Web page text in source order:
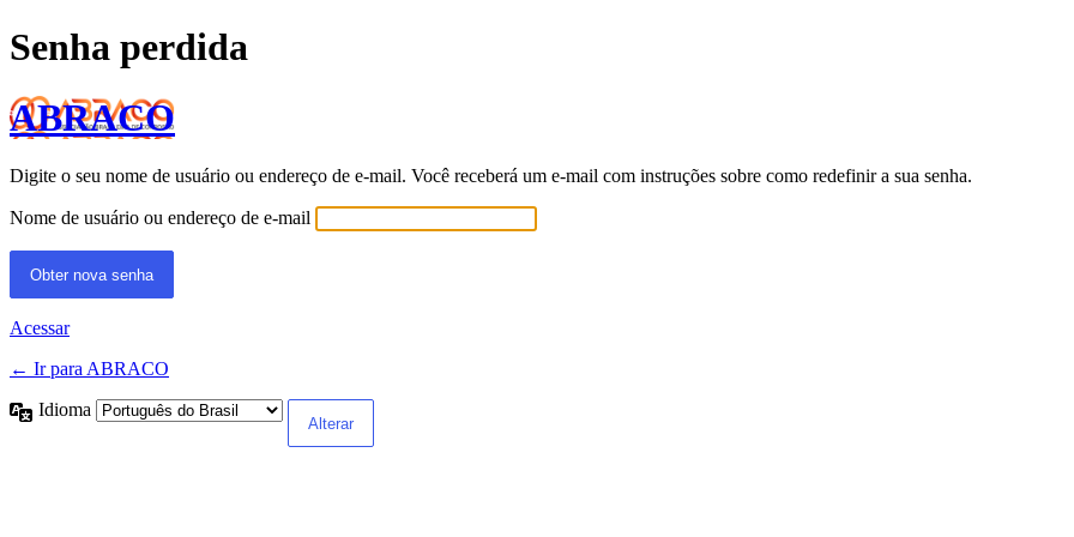
Senha perdida
ABRACO
Digite o seu nome de usuário ou endereço de e-mail. Você receberá um e-mail com instruções sobre como redefinir a sua senha.
Nome de usuário ou endereço de e-mail
Acessar
← Ir para ABRACO
Idioma